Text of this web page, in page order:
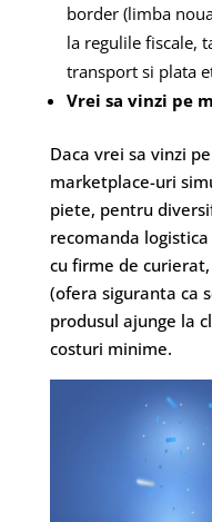
border (limba
la regulile fiscale,
transport si plata
Vrei sa vinzi pe
Daca vrei sa vinzi
marketplace-uri
piete, pentru
recomanda
cu firme de
(ofera siguranta ca
produsul ajunge la
costuri minime.